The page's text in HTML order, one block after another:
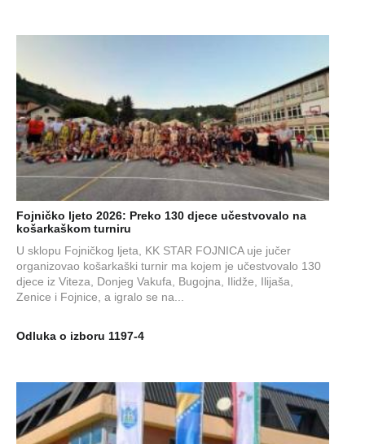
Fojničko ljeto 2026: Preko 130 djece učestvovalo na
košarkaškom turniru
U sklopu Fojničkog ljeta, KK STAR FOJNICA uje jučer
organizovao košarkaški turnir ma kojem je učestvovalo 130
djece iz Viteza, Donjeg Vakufa, Bugojna, Ilidže, Ilijaša,
Zenice i Fojnice, a igralo se na...
Odluka o izboru 1197-4